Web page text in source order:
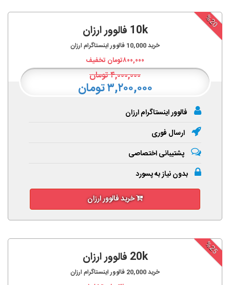
%20
10k فالوور ارزان
خرید10,000 فالوور اینستاگرام ارزان
۸۰۰,۰۰۰تومان تخفیف
۴,۰۰۰,۰۰۰تومان
۳,۲۰۰,۰۰۰ تومان
فالوور اینستاگرام ارزان
ارسال فوری
پشتیبانی اختصاصی
بدون نیاز به پسورد
خرید فالوور ارزان
%25
20k فالوور ارزان
خرید20,000 فالوور اینستاگرام ارزان